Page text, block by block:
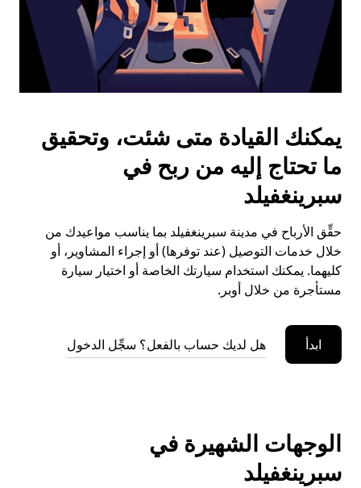
يمكنك القيادة متى شئت، وتحقيق
ما تحتاج إليه من ربح في
سبرينغفيلد
حقِّق الأرباح في مدينة سبرينغفيلد بما يناسب مواعيدك من
خلال خدمات التوصيل (عند توفرها) أو إجراء المشاوير، أو
كليهما. يمكنك استخدام سيارتك الخاصة أو اختيار سيارة
مستأجرة من خلال أوبر.
ابدأ هل لديك حساب بالفعل؟ سجِّل الدخول
الوجهات الشهيرة في
سبرينغفيلد